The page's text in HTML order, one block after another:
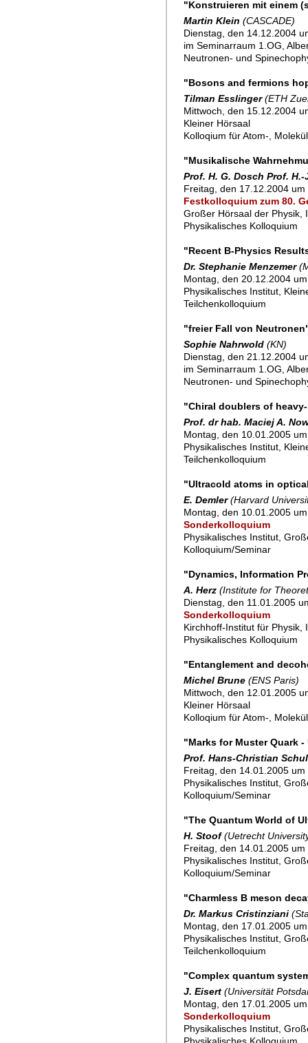
"Konstruieren mit einem
Martin Klein (CASCADE)
Dienstag, den 14.12.2004
im Seminarraum 1.OG,
Neutronen- und
"Bosons and fermions
Tilman Esslinger (ETH
Mittwoch, den 15.12.2004
Kleiner Hörsaal
Kolloqium für Atom-,
"Musikalische
Prof. H. G. Dosch Prof.
Freitag, den 17.12.2004
Festkolloquium zum 80.
Großer Hörsaal der Physik,
Physikalisches Kolloquium
"Recent B-Physics
Dr. Stephanie Menzemer
Montag, den 20.12.2004
Physikalisches Institut,
Teilchenkolloquium
"freier Fall von
Sophie Nahrwold (KN)
Dienstag, den 21.12.2004
im Seminarraum 1.OG,
Neutronen- und
"Chiral doublers of
Prof. dr hab. Maciej A.
Montag, den 10.01.2005
Physikalisches Institut,
Teilchenkolloquium
"Ultracold atoms in
E. Demler (Harvard
Montag, den 10.01.2005
Sonderkolloquium
Physikalisches Institut,
Kolloquium/Seminar
"Dynamics, Information
A. Herz (Institute for
Dienstag, den 11.01.2005
Sonderkolloquium
Kirchhoff-Institut für Physik,
Physikalisches Kolloquium
"Entanglement and
Michel Brune (ENS Paris)
Mittwoch, den 12.01.2005
Kleiner Hörsaal
Kolloqium für Atom-,
"Marks for Muster Quark
Prof. Hans-Christian
Freitag, den 14.01.2005
Physikalisches Institut,
Kolloquium/Seminar
"The Quantum World of
H. Stoof (Uetrecht
Freitag, den 14.01.2005
Physikalisches Institut,
Kolloquium/Seminar
"Charmless B meson
Dr. Markus Cristinziani
Montag, den 17.01.2005
Physikalisches Institut,
Teilchenkolloquium
"Complex quantum
J. Eisert (Universität
Montag, den 17.01.2005
Sonderkolloquium
Physikalisches Institut,